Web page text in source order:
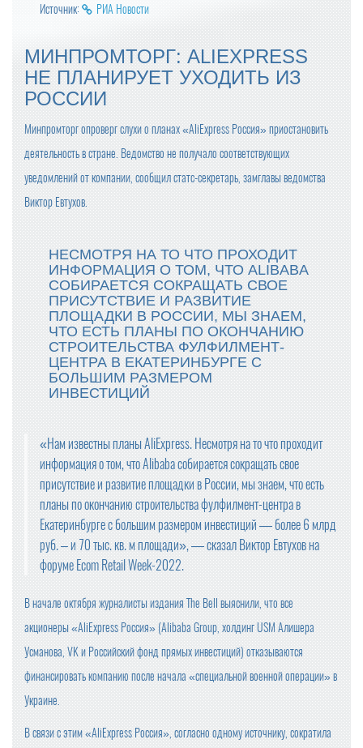
Источник: РИА Новости
МИНПРОМТОРГ: ALIEXPRESS
НЕ ПЛАНИРУЕТ УХОДИТЬ ИЗ
РОССИИ
Минпромторг опроверг слухи о планах «AliExpress Россия» приостановить
деятельность в стране. Ведомство не получало соответствующих
уведомлений от компании, сообщил статс-секретарь, замглавы ведомства
Виктор Евтухов.
НЕСМОТРЯ НА ТО ЧТО ПРОХОДИТ
ИНФОРМАЦИЯ О ТОМ, ЧТО ALIBABA
СОБИРАЕТСЯ СОКРАЩАТЬ СВОЕ
ПРИСУТСТВИЕ И РАЗВИТИЕ
ПЛОЩАДКИ В РОССИИ, МЫ ЗНАЕМ,
ЧТО ЕСТЬ ПЛАНЫ ПО ОКОНЧАНИЮ
СТРОИТЕЛЬСТВА ФУЛФИЛМЕНТ-
ЦЕНТРА В ЕКАТЕРИНБУРГЕ С
БОЛЬШИМ РАЗМЕРОМ
ИНВЕСТИЦИЙ
«Нам известны планы AliExpress. Несмотря на то что проходит
информация о том, что Alibaba собирается сокращать свое
присутствие и развитие площадки в России, мы знаем, что есть
планы по окончанию строительства фулфилмент-центра в
Екатеринбурге с большим размером инвестиций — более 6 млрд
руб. – и 70 тыс. кв. м площади», — сказал Виктор Евтухов на
форуме Ecom Retail Week-2022.
В начале октября журналисты издания The Bell выяснили, что все
акционеры «AliExpress Россия» (Alibaba Group, холдинг USM Алишера
Усманова, VK и Российский фонд прямых инвестиций) отказываются
финансировать компанию после начала «специальной военной операции» в
Украине.
В связи с этим «AliExpress Россия», согласно одному источнику, сократила